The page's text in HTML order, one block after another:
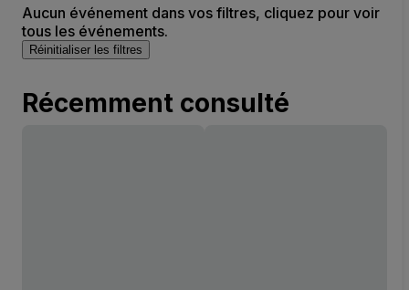
Aucun événement dans vos filtres, cliquez pour voir
tous les événements.
Réinitialiser les filtres
Récemment consulté